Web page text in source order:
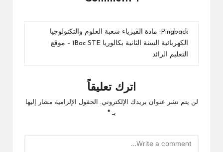
Pingback:
مادة الفيزياء شعبة العلوم والتكنولوجيا
الكهربائية السنة الثانية بكالوريا 1Bac STE – موقع
التعليم الرائد
اترك تعليقاً
لن يتم نشر عنوان بريدك الإلكتروني.
الحقول الإلزامية مشار إليها
بـ*